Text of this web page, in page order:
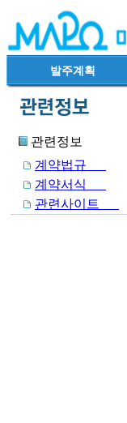
발주계획
관련정보
계약법규
계약서식
관련사이트